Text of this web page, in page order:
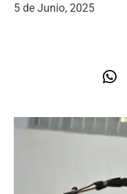
5 de Junio, 2025